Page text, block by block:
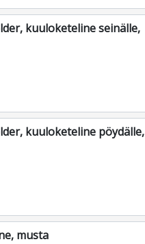
kuuloketeline seinälle,
kuuloketeline pöydälle,
musta